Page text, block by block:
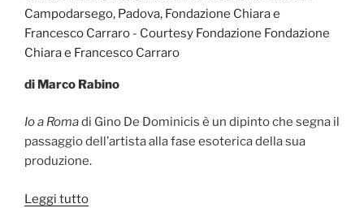
di Marco Rabino
Io a Romadi Gino De Dominicis è un dipinto che segna il
passaggio dell’artista alla fase esoterica della sua
produzione.
Leggi tutto“Io